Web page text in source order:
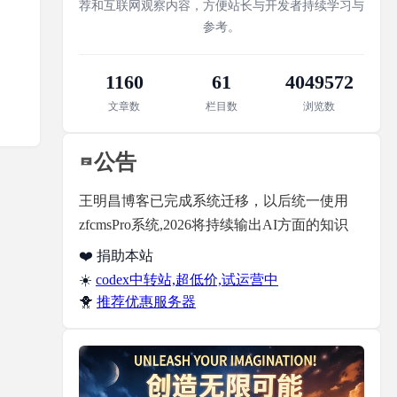
荐和互联网观察内容，方便站长与开发者持续学习与
参考。
1160
文章数
61
栏目数
4049572
浏览数
公告
王明昌博客已完成系统迁移，以后统一使用
zfcmsPro系统,2026将持续输出AI方面的知识
❤️ 捐助本站
☀️ codex中转站,超低价,试运营中
🐥 推荐优惠服务器